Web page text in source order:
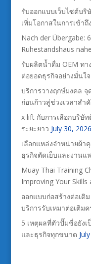
รับออกแบบเว็บไซต์บริ
เพิ่มโอกาสในการเข้าถึ
Nach der Übergabe:
Ruhestandshaus
รับผลิตน้ำดื่ม OEM ทา
ต่อยอดธุรกิจอย่างมั่นใจ
บริการวางฤกษ์มงคล
ก่อนก้าวสู่ช่วงเวลาสำ
x lift กับการเลือกบริษั
ระยะยาว July 30, 2026
เลือกแหล่งจำหน่ายผ้
ธุรกิจตัดเย็บและงานแ
Muay Thai Training
Improving Your Skills
ออกแบบก่อสร้างต่อเติ
บริการรับเหมาต่อเติมค
5 เหตุผลที่ตัวปั๊มชื่อยัง
และธุรกิจทุกขนาด